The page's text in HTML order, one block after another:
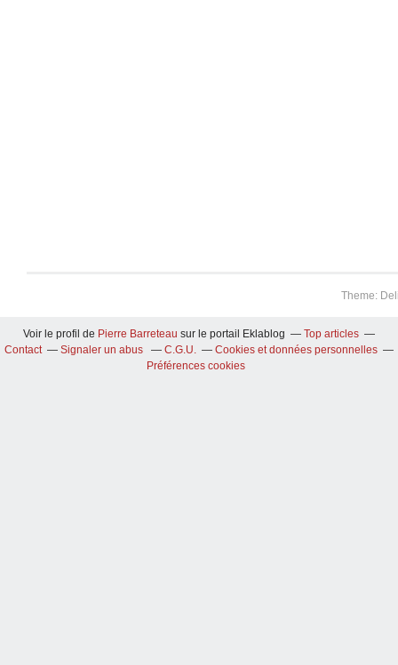
Theme:
Voir le profil de Pierre Barreteau sur le portail Eklablog
Top articles
Contact
Signaler un abus C.G.U.
Cookies et données personnelles
Préférences cookies